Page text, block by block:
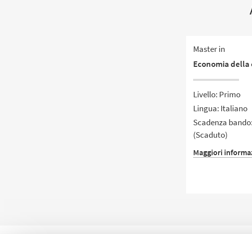
Master in
Economia della
Livello: Primo
Lingua: Italiano
Scadenza
(Scaduto)
Maggiori